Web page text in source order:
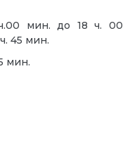
мин. до 18 ч. 00
45 мин.
мин.